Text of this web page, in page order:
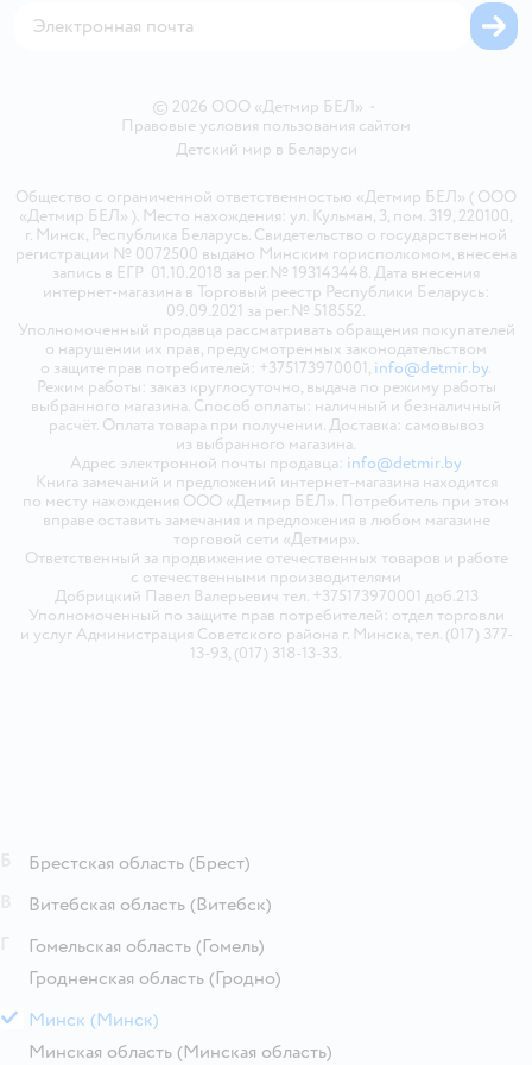
© 2026 ООО «Детмир БЕЛ» •
Правовые условия пользования сайтом
Детский мир в Беларуси
Общество с ограниченной ответственностью «Детмир БЕЛ» ( ООО
«Детмир БЕЛ» ). Место нахождения: ул. Кульман, 3, пом. 319, 220100,
г. Минск, Республика Беларусь. Свидетельство о государственной
регистрации № 0072500 выдано Минским горисполкомом, внесена
запись в ЕГР 01.10.2018 за рег.№ 193143448. Дата внесения
интернет-магазина в Торговый реестр Республики Беларусь:
09.09.2021 за рег.№ 518552.
Уполномоченный продавца рассматривать обращения покупателей
о нарушении их прав, предусмотренных законодательством
о защите прав потребителей: +375173970001, info@detmir.by.
Режим работы: заказ круглосуточно, выдача по режиму работы
выбранного магазина. Способ оплаты: наличный и безналичный
расчёт. Оплата товара при получении. Доставка: самовывоз
из выбранного магазина.
Адрес электронной почты продавца: info@detmir.by
Книга замечаний и предложений интернет-магазина находится
по месту нахождения ООО «Детмир БЕЛ». Потребитель при этом
вправе оставить замечания и предложения в любом магазине
торговой сети «Детмир».
Ответственный за продвижение отечественных товаров и работе
с отечественными производителями
Добрицкий Павел Валерьевич тел. +375173970001 доб.213
Уполномоченный по защите прав потребителей: отдел торговли
и услуг Администрация Советского района г. Минска, тел. (017) 377-
13-93, (017) 318-13-33.
Брестская область (Брест)
Витебская область (Витебск)
Гомельская область (Гомель)
Гродненская область (Гродно)
М Минск (Минск)
Минская область (Минская область)